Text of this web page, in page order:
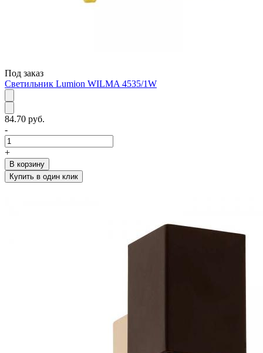
Под заказ
Светильник Lumion WILMA 4535/1W
84.70 руб.
-
+
В корзину
Купить в один клик